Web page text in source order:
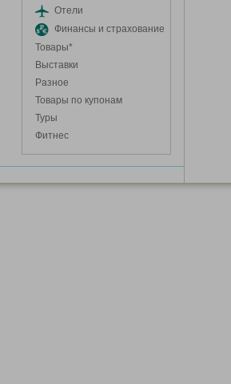
Отели
Финансы и страхование
Товары*
Выставки
Разное
Товары по купонам
Туры
Фитнес